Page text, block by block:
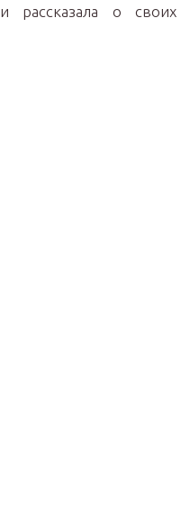
и рассказала о своих